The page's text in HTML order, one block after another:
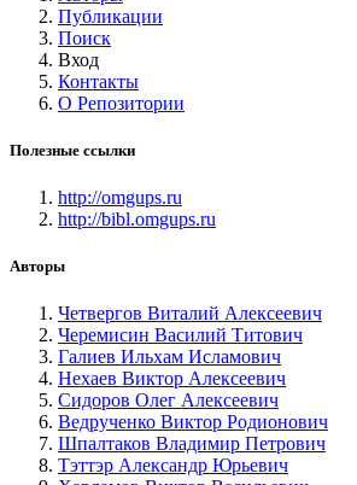
Публикации
Поиск
Вход
Контакты
О Репозитории
Полезные ссылки
http://omgups.ru
http://bibl.omgups.ru
Авторы
Четвергов Виталий Алексеевич
Черемисин Василий Титович
Галиев Ильхам Исламович
Нехаев Виктор Алексеевич
Сидоров Олег Алексеевич
Ведрученко Виктор Родионович
Шпалтаков Владимир Петрович
Тэттэр Александр Юрьевич